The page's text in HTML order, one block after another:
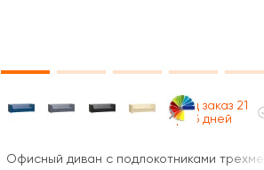
Под заказ 21
раб дней
Офисный диван с подлокотниками